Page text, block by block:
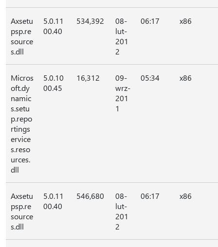
Axsetu
psp.re
source
s.dll
5.0.11
00.40
534,392
08-
lut-
201
2
06:17 x86
Micros
oft.dy
namic
s.setu
p.repo
rtings
ervice
s.reso
urces.
dll
5.0.10
00.45
16,312
09-
wrz-
201
1
05:34 x86
Axsetu
psp.re
source
s.dll
5.0.11
00.40
546,680
08-
lut-
201
2
06:17 x86